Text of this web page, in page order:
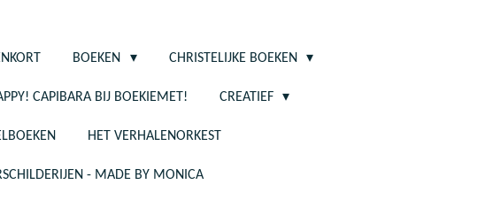
BOEKEN CHRISTELIJKE BOEKEN
CAPIBARA BIJ BOEKIEMET! CREATIEF
HET VERHALENORKEST
- MADE BY MONICA